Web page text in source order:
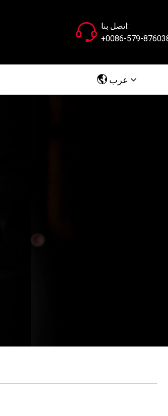
اتصل بنا:
+0086-579-